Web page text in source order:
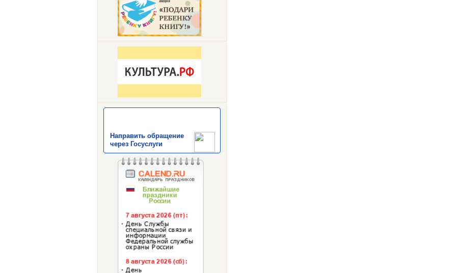
Направить обращение
через Госуслуги